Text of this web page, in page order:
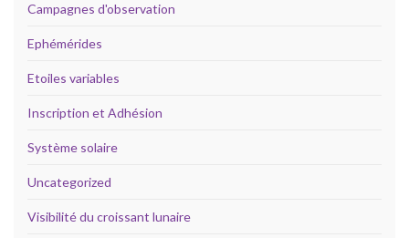
Campagnes d'observation
Ephémérides
Etoiles variables
Inscription et Adhésion
Système solaire
Uncategorized
Visibilité du croissant lunaire